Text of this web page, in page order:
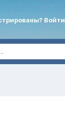
Войти